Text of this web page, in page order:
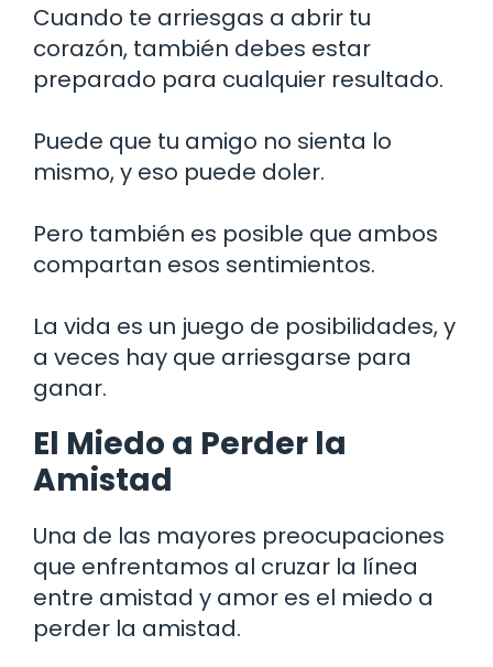
Cuando te arriesgas a abrir tu
corazón, también debes estar
preparado para cualquier resultado.
Puede que tu amigo no sienta lo
mismo, y eso puede doler.
Pero también es posible que ambos
compartan esos sentimientos.
La vida es un juego de posibilidades, y
a veces hay que arriesgarse para
ganar.
El Miedo a Perder la
Amistad
Una de las mayores preocupaciones
que enfrentamos al cruzar la línea
entre amistad y amor es el miedo a
perder la amistad.